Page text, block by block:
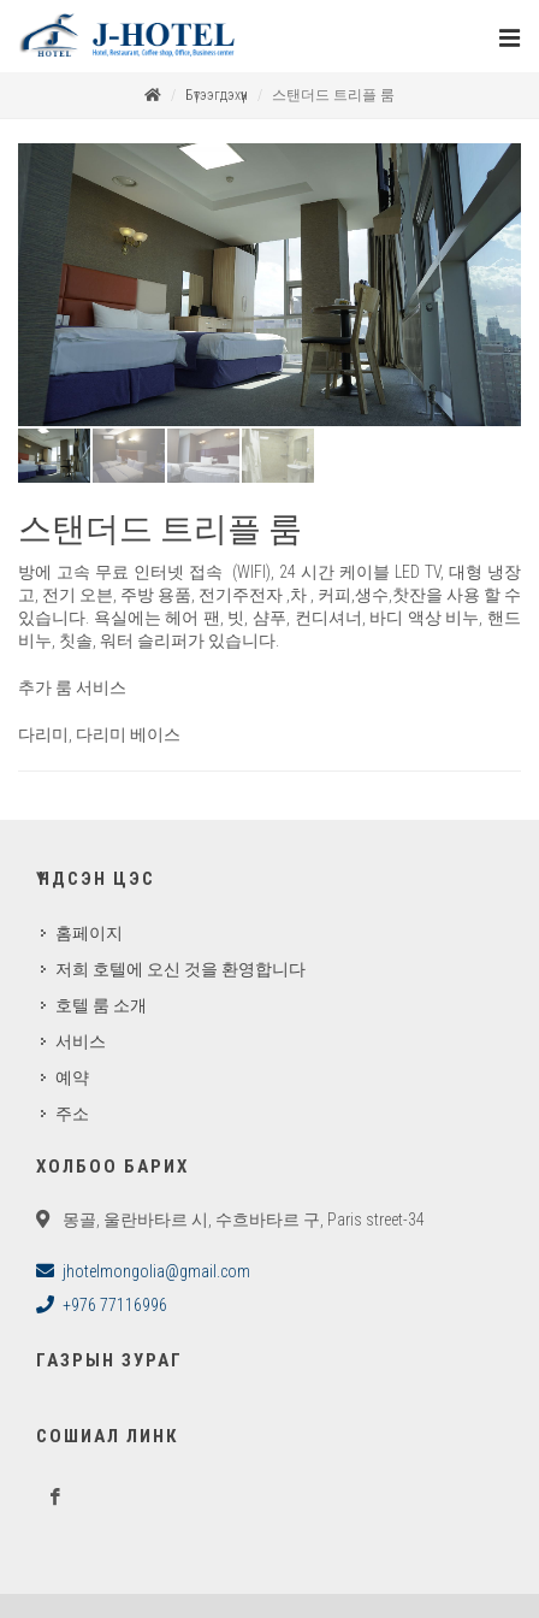
Бүтээгдэхүүн 스탠더드 트리플 룸
스탠더드 트리플 룸
방에 고속 무료 인터넷 접속 (WIFI), 24 시간 케이블 LED TV, 대형 냉장
고, 전기 오븐, 주방 용품, 전기주전자 ,차 , 커피,생수,찻잔을 사용 할 수
있습니다. 욕실에는 헤어 팬, 빗, 샴푸, 컨디셔너, 바디 액상 비누, 핸드
비누, 칫솔, 워터 슬리퍼가 있습니다.
추가 룸 서비스
다리미, 다리미 베이스
ҮНДСЭН ЦЭС
홈페이지
저희 호텔에 오신 것을 환영합니다
호텔 룸 소개
서비스
예약
주소
ХОЛБОО БАРИХ
몽골, 울란바타르 시, 수흐바타르 구, Paris street-34
jhotelmongolia@gmail.com
+976 77116996
ГАЗРЫН ЗУРАГ
СОШИАЛ ЛИНК